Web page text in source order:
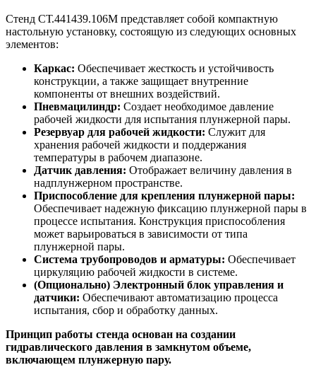
Стенд СТ.441439.106М представляет собой компактную
настольную установку, состоящую из следующих основных
элементов:
Каркас: Обеспечивает жесткость и устойчивость
конструкции, а также защищает внутренние
компоненты от внешних воздействий.
Пневмацилиндр: Создает необходимое давление
рабочей жидкости для испытания плунжерной пары.
Резервуар для рабочей жидкости: Служит для
хранения рабочей жидкости и поддержания
температуры в рабочем диапазоне.
Датчик давления: Отображает величину давления в
надплунжерном пространстве.
Приспособление для крепления плунжерной пары:
Обеспечивает надежную фиксацию плунжерной пары в
процессе испытания. Конструкция приспособления
может варьироваться в зависимости от типа
плунжерной пары.
Система трубопроводов и арматуры: Обеспечивает
циркуляцию рабочей жидкости в системе.
(Опционально) Электронный блок управления и
датчики: Обеспечивают автоматизацию процесса
испытания, сбор и обработку данных.
Принцип работы стенда основан на создании
гидравлического давления в замкнутом объеме,
включающем плунжерную пару.